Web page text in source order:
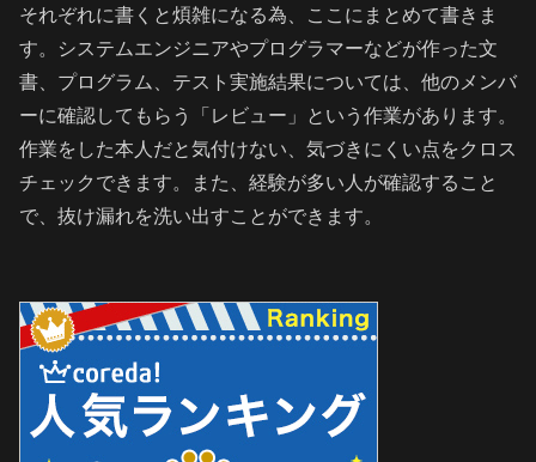
それぞれに書くと煩雑になる為、ここにまとめて書きま
す。システムエンジニアやプログラマーなどが作った文
書、プログラム、テスト実施結果については、他のメンバ
ーに確認してもらう「レビュー」という作業があります。
作業をした本人だと気付けない、気づきにくい点をクロス
チェックできます。また、経験が多い人が確認すること
で、抜け漏れを洗い出すことができます。